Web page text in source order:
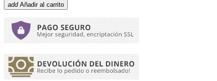
add Añadir al carrito